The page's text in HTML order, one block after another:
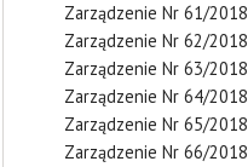
Zarządzenie Nr 61/2018
Zarządzenie Nr 62/2018
Zarządzenie Nr 63/2018
Zarządzenie Nr 64/2018
Zarządzenie Nr 65/2018
Zarządzenie Nr 66/2018